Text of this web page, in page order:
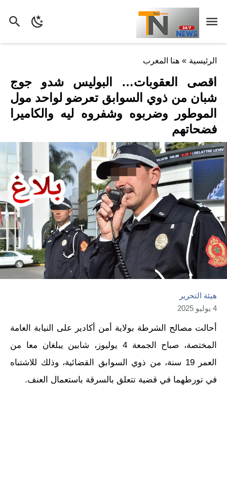
الرئيسية » هنا المغرب
اقصى العقوبات… البوليس شدو جوج
شبان من ذوي السوابق تعرضو لواحد مول
الموطور وضربوه وشفروه ليه والكاميرا
فضحاتهم
هيئة التحرير
4 يوليو 2025
أحالت مصالح الشرطة بولاية أمن أكادير على النيابة العامة
المختصة، صباح الجمعة 4 يوليوز، شابين يبلغان معا من
العمر 19 سنة، من ذوي السوابق القضائية، وذلك للاشتباه
في تورطهما في قضية تتعلق بالسرقة باستعمال العنف.